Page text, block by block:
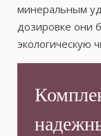
минеральным
дозировке они
экологическую